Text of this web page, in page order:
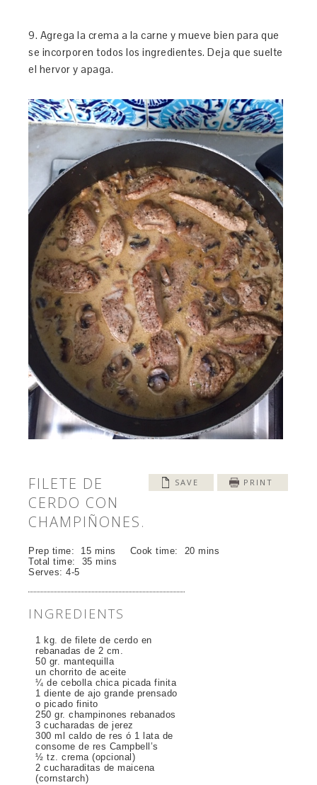
9. Agrega la crema a la carne y mueve bien para que
se incorporen todos los ingredientes. Deja que suelte
el hervor y apaga.
SAVE PRINT
FILETE DE
CERDO CON
CHAMPIÑONES.
Prep time: 15 mins Cook time: 20 mins
Total time: 35 mins
Serves:4-5
INGREDIENTS
1 kg. de filete de cerdo en
rebanadas de 2 cm.
50 gr. mantequilla
un chorrito de aceite
¼ de cebolla chica picada finita
1 diente de ajo grande prensado
o picado finito
250 gr. champinones rebanados
3 cucharadas de jerez
300 ml caldo de res ó 1 lata de
consome de res Campbell’s
½ tz. crema (opcional)
2 cucharaditas de maicena
(cornstarch)